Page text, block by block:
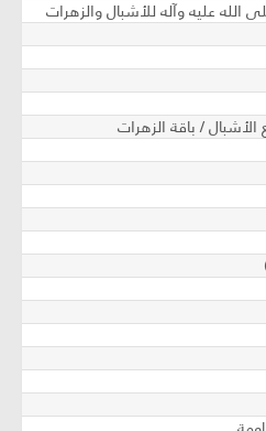
عليه وآله للأشبال والزهرات
/ باقة الزهرات